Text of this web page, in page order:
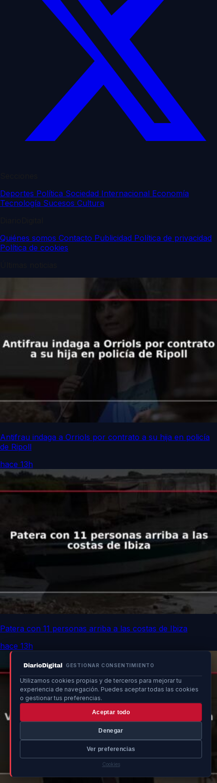
GESTIONAR CONSENTIMIENTO
Utilizamos cookies propias y de terceros para mejorar tu
experiencia de navegación. Puedes aceptar todas las cookies
o gestionar tus preferencias.
Aceptar todo
Denegar
Ver preferencias
Cookies
Deportes Política Sociedad Internacional Economía
Tecnología Sucesos Cultura
Quiénes somos Contacto Publicidad Política de privacidad
Política de cookies
Antifrau indaga a Orriols por contrato a su hija en policía
de Ripoll
hace 13h
Patera con 11 personas arriba a las costas de Ibiza
hace 13h